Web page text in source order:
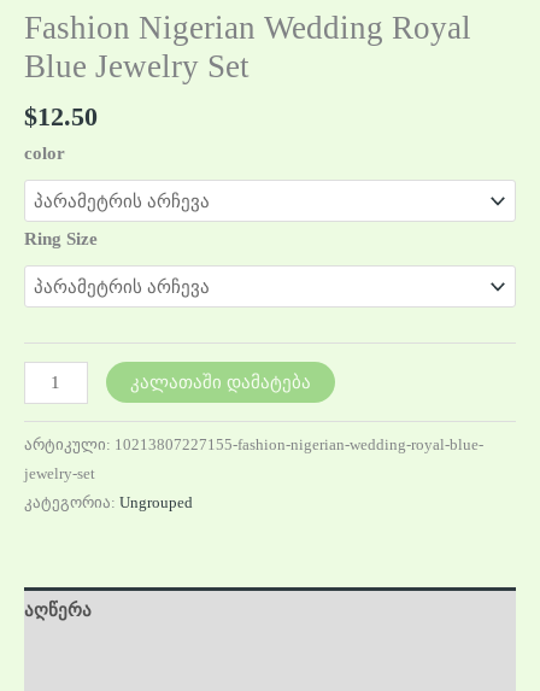
Fashion Nigerian Wedding Royal
Blue Jewelry Set
$12.50
color
Ring Size
კალათაში დამატება
არტიკული: 10213807227155-fashion-nigerian-wedding-royal-blue-
jewelry-set
კატეგორია: Ungrouped
აღწერა